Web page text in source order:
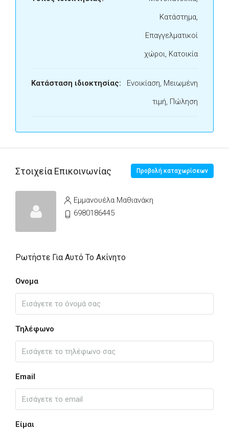
Κατάστημα,
Επαγγελματικοί
χώροι, Κατοικία
Κατάσταση ιδιοκτησίας:
Ενοικίαση, Μειωμένη
τιμή, Πώληση
Στοιχεία Επικοινωνίας Προβολή καταχωρίσεων
Εμμανουέλα Μαθιανάκη
6980186445
Ρωτήστε Για Αυτό Το Ακίνητο
Ονομα
Τηλέφωνο
Email
Είμαι